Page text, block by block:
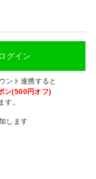
グイン
ント連携すると
ン(500円オフ)
す。
します